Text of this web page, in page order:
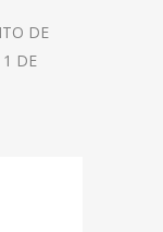
DE
DE